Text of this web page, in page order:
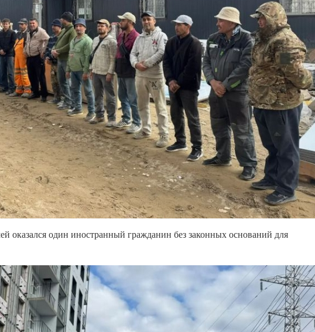
оказался один иностранный гражданин без законных оснований для